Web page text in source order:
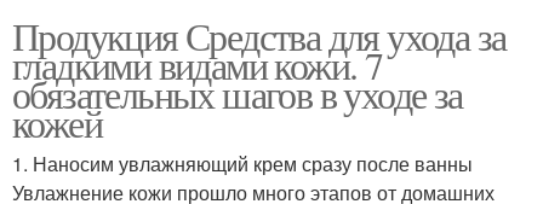
Продукция Средства для ухода за
гладкими видами кожи. 7
обязательных шагов в уходе за
кожей
1. Наносим увлажняющий крем сразу после ванны
Увлажнение кожи прошло много этапов от домашних